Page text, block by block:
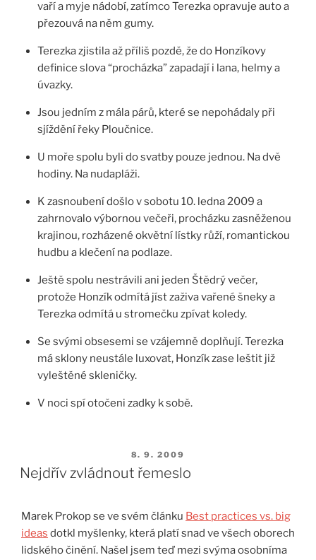
vaří a myje nádobí, zatímco Terezka opravuje auto a
přezouvá na něm gumy.
Terezka zjistila až příliš pozdě, že do Honzíkovy
definice slova “procházka” zapadají i lana, helmy a
úvazky.
Jsou jedním z mála párů, které se nepohádaly při
sjíždění řeky Ploučnice.
U moře spolu byli do svatby pouze jednou. Na dvě
hodiny. Na nudapláži.
K zasnoubení došlo v sobotu 10. ledna 2009 a
zahrnovalo výbornou večeři, procházku zasněženou
krajinou, rozházené okvětní lístky růží, romantickou
hudbu a klečení na podlaze.
Ještě spolu nestrávili ani jeden Štědrý večer,
protože Honzík odmítá jíst zaživa vařené šneky a
Terezka odmítá u stromečku zpívat koledy.
Se svými obsesemi se vzájemně doplňují. Terezka
má sklony neustále luxovat, Honzík zase leštit již
vyleštěné skleničky.
V noci spí otočeni zadky k sobě.
PUBLIKOVÁNO
8. 9. 2009
Nejdřív zvládnout řemeslo
Marek Prokop se ve svém článku Best practices vs. big
ideas dotkl myšlenky, která platí snad ve všech oborech
lidského činění. Našel jsem teď mezi svýma osobníma